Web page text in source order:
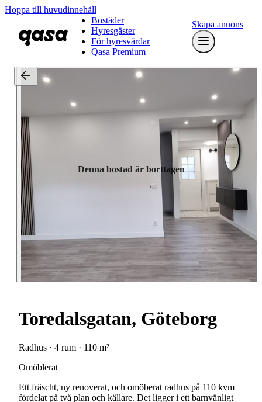
Hoppa till huvudinnehåll
Bostäder
Hyresgäster
För hyresvärdar
Qasa Premium
Skapa annons
Denna bostad är borttagen
Toredalsgatan, Göteborg
Radhus · 4 rum · 110 m²
Omöblerat
Ett fräscht, ny renoverat, och omöberat radhus på 110 kvm
fördelat på två plan och källare. Det ligger i ett barnvänligt